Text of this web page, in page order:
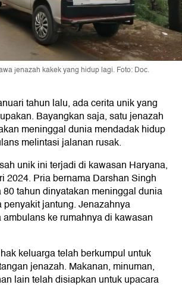
jenazah kakek yang hidup lagi. Foto: Doc.
tahun lalu, ada cerita unik yang
Bayangkan saja, satu jenazah
meninggal dunia mendadak hidup
melintasi jalanan rusak.
unik ini terjadi di kawasan Haryana,
2024. Pria bernama Darshan Singh
80 tahun dinyatakan meninggal dunia
penyakit jantung. Jenazahnya
ke rumahnya di kawasan
keluarga telah berkumpul untuk
jenazah. Makanan, minuman,
lain telah disiapkan untuk upacara